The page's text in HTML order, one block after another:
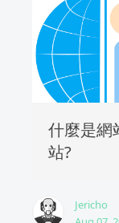
什麼是網
站?
Jericho